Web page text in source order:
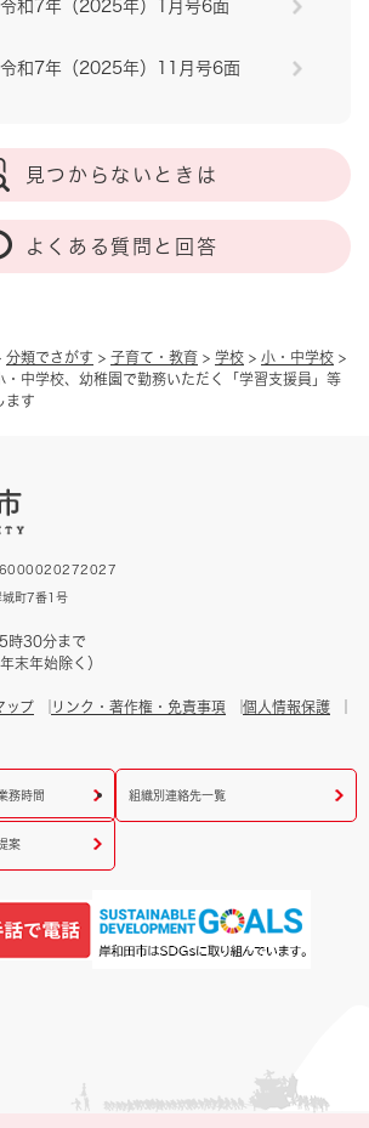
分類でさがす > 子育て・教育 > 学校 > 小・中学校 >
・中学校、幼稚園で勤務いただく「学習支援員」等
ます
和7年（2025年）1月号6面
和7年（2025年）11月号6面
見つからないときは
よくある質問と回答
6000020272027
町7番1号
時30分まで
末年始除く）
ップ リンク・著作権・免責事項
個人情報保護
務時間 組織別連絡先一覧
案